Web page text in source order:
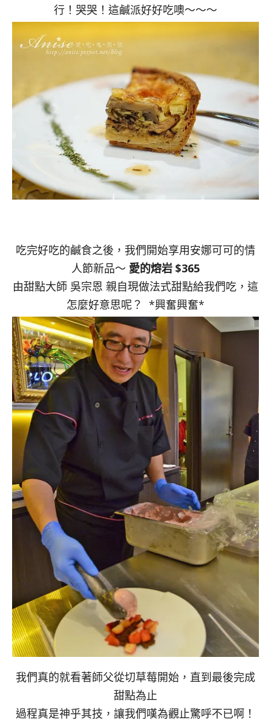
行！哭哭！這鹹派好好吃噢～～～
吃完好吃的鹹食之後，我們開始享用安娜可可的情
人節新品～ 愛的熔岩 $365
由甜點大師 吳宗恩 親自現做法式甜點給我們吃，這
怎麼好意思呢？ *興奮興奮*
我們真的就看著師父從切草莓開始，直到最後完成
甜點為止
過程真是神乎其技，讓我們嘆為觀止驚呼不已啊！